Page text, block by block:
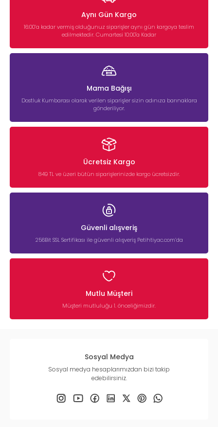
Aynı Gün Kargo
16:00’a kadar vermiş olduğunuz siparişler aynı gün kargoya teslim
edilmektedir. Cumartesi 10:00'a Kadar
Mama Bağışı
Dostluk Kumbarası olarak verilen siparişler sizin adınıza barınaklara
gönderiliyor.
Ücretsiz Kargo
849 TL ve üzeri bütün siparişlerinizde kargo ücretsizdir.
Güvenli alışveriş
256Bit SSL Sertifikası ile güvenli alışveriş Petihtiyac.com’da
Mutlu Müşteri
Müşteri mutluluğu 1. önceliğimizdir.
Sosyal Medya
Sosyal medya hesaplarımızdan bizi takip
edebilirsiniz.